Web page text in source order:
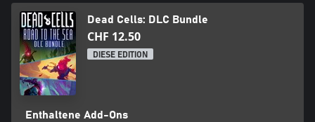
Dead Cells: DLC Bundle
CHF 12.50
DIESE EDITION
Enthaltene Add-Ons